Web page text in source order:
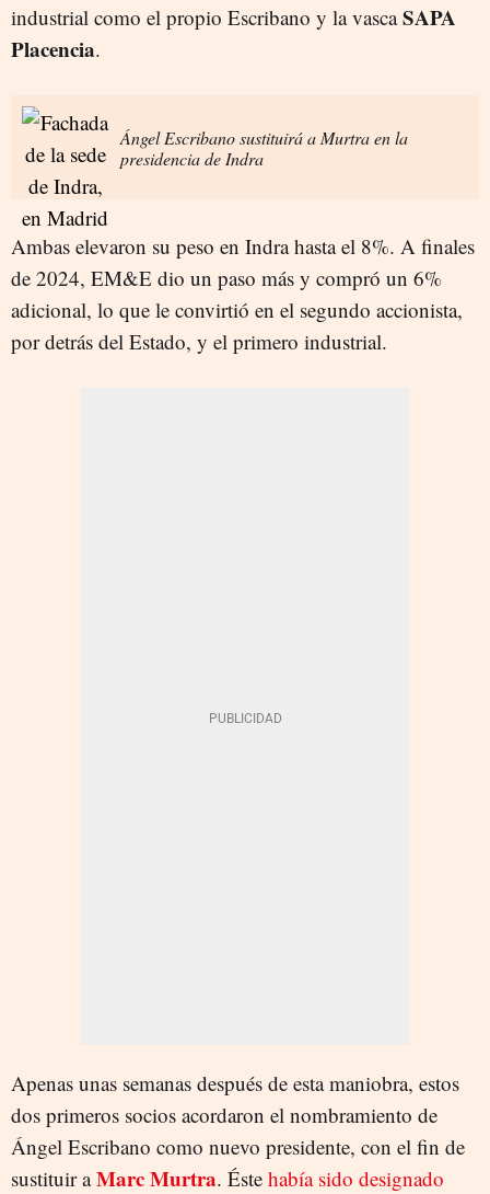
industrial como el propio Escribano y la vascaSAPA
Placencia.
Ángel Escribano sustituirá a Murtra en la
presidencia de Indra
Ambas elevaron su peso en Indra hasta el 8%. A finales
de 2024, EM&E dio un paso más y compró un 6%
adicional, lo que le convirtió en el segundo accionista,
por detrás del Estado, y el primero industrial.
Apenas unas semanas después de esta maniobra, estos
dos primeros socios acordaron el nombramiento de
Ángel Escribano como nuevo presidente, con el fin de
sustituir aMarc Murtra. Éste había sido designado